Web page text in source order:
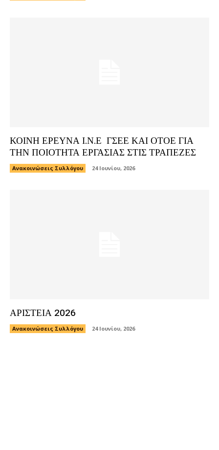
ΚΟΙΝΗ ΕΡΕΥΝΑ Ι.Ν.Ε ΓΣΕΕ ΚΑΙ ΟΤΟΕ ΓΙΑ
ΤΗΝ ΠΟΙΟΤΗΤΑ ΕΡΓΑΣΙΑΣ ΣΤΙΣ ΤΡΑΠΕΖΕΣ
Ανακοινώσεις Συλλόγου 24 Ιουνίου, 2026
ΑΡΙΣΤΕΙΑ 2026
Ανακοινώσεις Συλλόγου 24 Ιουνίου, 2026